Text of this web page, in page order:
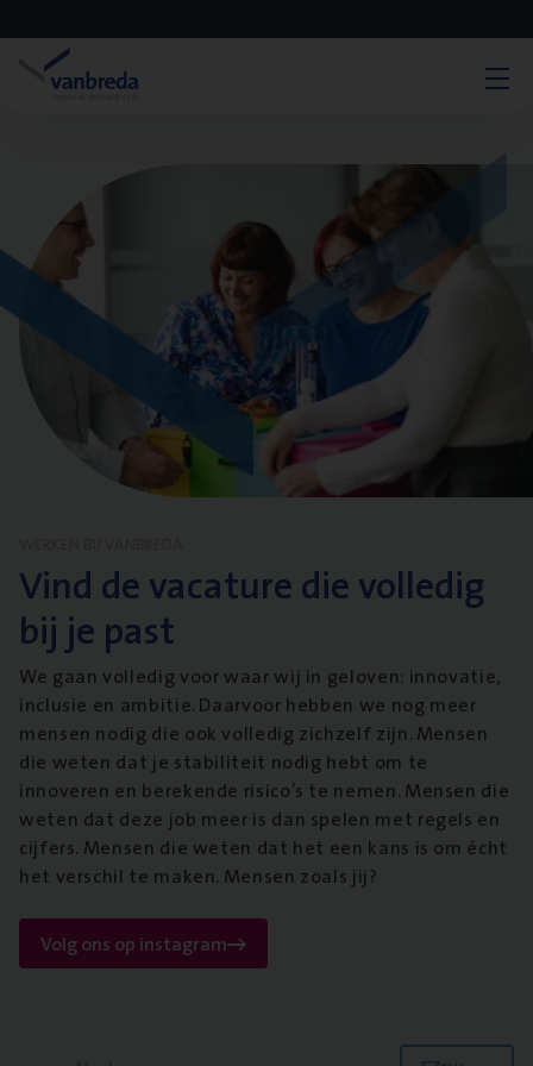
Vind de vacature die volledig
bij je past
We gaan volledig voor waar wij in geloven: innovatie,
inclusie en ambitie. Daarvoor hebben we nog meer
mensen nodig die ook volledig zichzelf zijn. Mensen
die weten dat je stabiliteit nodig hebt om te
innoveren en berekende risico’s te nemen. Mensen die
weten dat deze job meer is dan spelen met regels en
cijfers. Mensen die weten dat het een kans is om écht
het verschil te maken. Mensen zoals jij?
Volg ons op instagram